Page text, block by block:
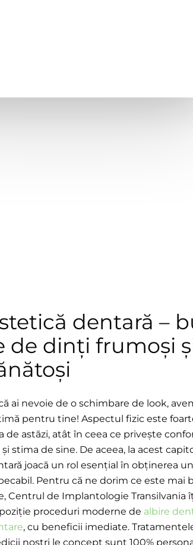
dentară –
de dinți frumoși
ai nevoie de o schimbare de look,
pentru tine! Aspectul fizic este
de astăzi, atât în ceea ce privește
stima de sine. De aceea, la acest
joacă un rol esențial în obținerea
Pentru că ne dorim ce este mai
Centrul de Implantologie Transilvania
proceduri moderne de albire
, cu beneficii imediate.
noștri le concept sunt 100%